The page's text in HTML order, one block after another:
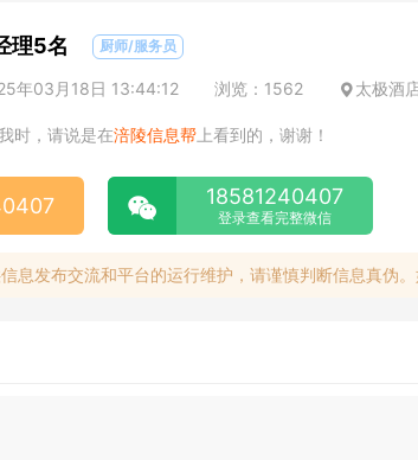
理5名 厨师/服务员
年03月18日 13:44:12 浏览：1562 太极酒
时，请说是在涪陵信息帮 上看到的，谢谢！
18581240407
登录查看完整微信
息发布交流和平台的运行维护，请谨慎判断信息真伪